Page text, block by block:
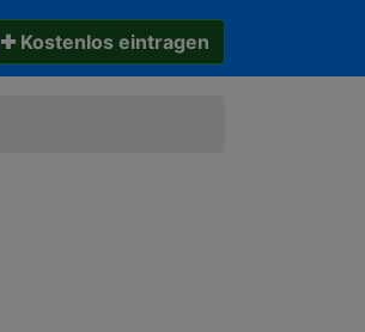
✚ Kostenlos eintragen